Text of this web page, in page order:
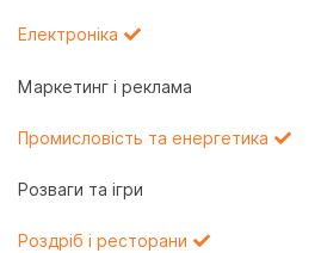
Електроніка
Маркетинг і реклама
Промисловість та енергетика
Розваги та ігри
Роздріб і ресторани